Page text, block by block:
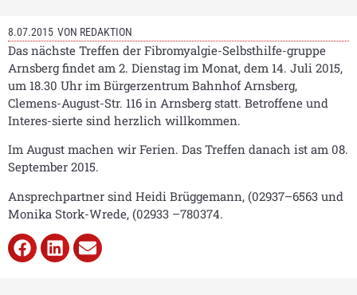
8.07.2015 VON REDAKTION
Das nächste Treffen der Fibromyalgie-Selbsthilfe-gruppe
Arnsberg findet am 2. Dienstag im Monat, dem 14. Juli 2015,
um 18.30 Uhr im Bürgerzentrum Bahnhof Arnsberg,
Clemens-August-Str. 116 in Arnsberg statt. Betroffene und
Interes-sierte sind herzlich willkommen.
Im August machen wir Ferien. Das Treffen danach ist am 08.
September 2015.
Ansprechpartner sind Heidi Brüggemann, (02937–6563 und
Monika Stork-Wrede, (02933 –780374.